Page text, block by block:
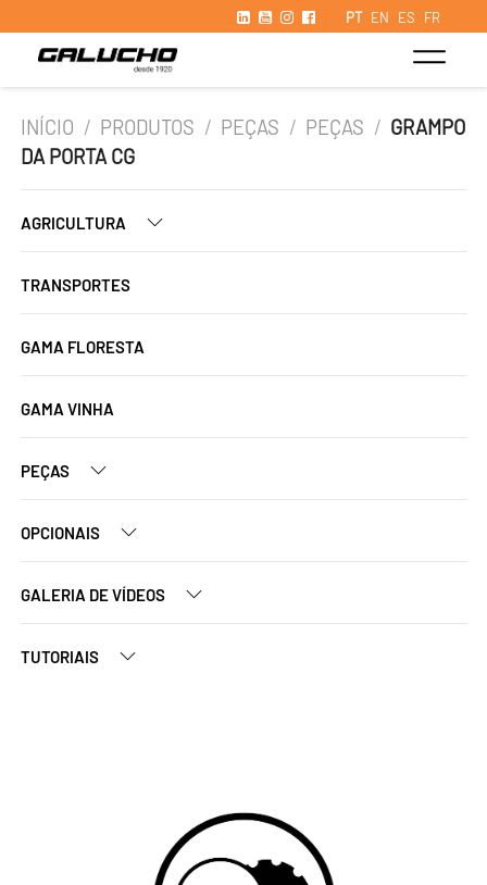
PT EN ES FR
INÍCIO / PRODUTOS / PEÇAS / PEÇAS / GRAMPO
DA PORTA CG
AGRICULTURA
TRANSPORTES
GAMA FLORESTA
GAMA VINHA
PEÇAS
OPCIONAIS
GALERIA DE VÍDEOS
TUTORIAIS